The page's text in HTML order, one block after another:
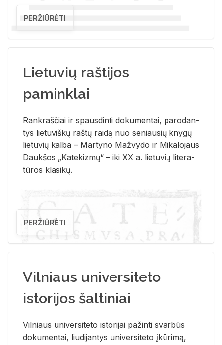
PERŽIŪRĖTI
Lietuvių raštijos
paminklai
Rank­raš­čiai ir spaus­din­ti do­ku­men­tai, pa­ro­dan­
tys lie­tu­viš­kų raš­tų rai­dą nuo se­niau­sių kny­gų
lie­tu­vių kal­ba – Mar­ty­no Ma­žvy­do ir Mi­ka­lo­jaus
Dauk­šos „Ka­te­kiz­mų“ – iki XX a. lie­tu­vių li­te­ra­
tū­ros kla­si­kų.
PERŽIŪRĖTI
Vilniaus universiteto
istorijos šaltiniai
Vil­niaus uni­ver­si­te­to is­to­ri­jai pa­žin­ti svar­būs
do­ku­men­tai, liu­di­jan­tys uni­ver­si­te­to įkū­ri­mą,